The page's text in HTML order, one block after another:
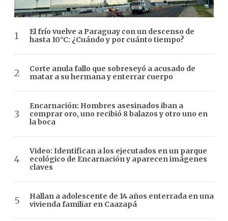
El frío vuelve a Paraguay con un descenso de
hasta 10°C: ¿Cuándo y por cuánto tiempo?
Corte anula fallo que sobreseyó a acusado de
matar a su hermana y enterrar cuerpo
Encarnación: Hombres asesinados iban a
comprar oro, uno recibió 8 balazos y otro uno en
la boca
Video: Identifican a los ejecutados en un parque
ecológico de Encarnación y aparecen imágenes
claves
Hallan a adolescente de 14 años enterrada en una
vivienda familiar en Caazapá